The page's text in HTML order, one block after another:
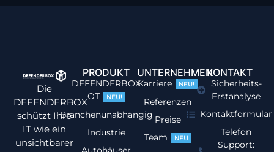
Die
DEFENDERBOX
schützt Ihre
IT wie ein
unsichtbarer
PRODUKT
DEFENDERBOX
OT
NEU!
Branchenunabhängig
Industrie
UNTERNEHMEN
Karriere NEU!
Referenzen
Preise
Team
NEU
KONTAKT
Sicherheits-
Erstanalyse
Kontaktformular
Telefon
Support: